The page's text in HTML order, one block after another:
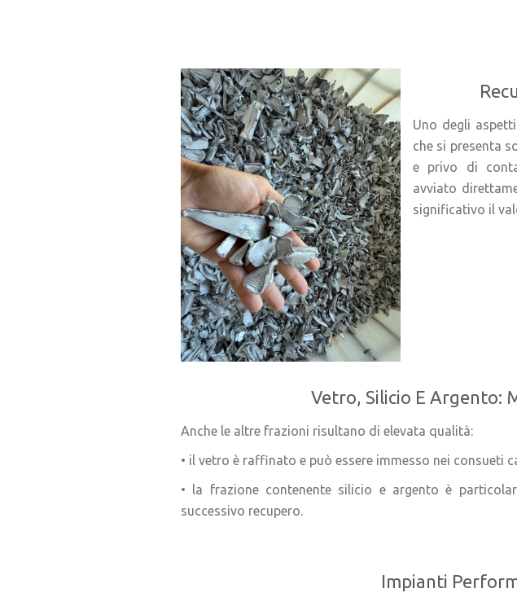
Uno degli
che si presenta
e privo di
avviato
significativo il
Vetro, Silicio E Argento:
Anche le altre frazioni risultano di elevata qualità:
• il vetro è raffinato e può essere immesso nei consueti
• la frazione contenente silicio e argento è
successivo recupero.
Impianti